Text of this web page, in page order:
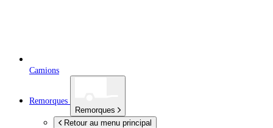
Camions
Remorques
Remorques
Retour au menu principal